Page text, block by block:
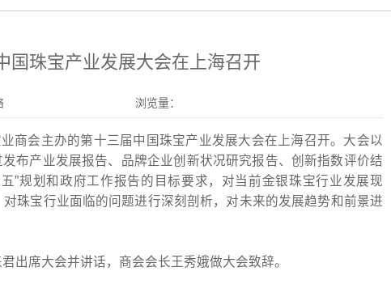
国珠宝产业发展大会在上海召开
浏览量：
商会主办的第十三届中国珠宝产业发展大会在上海召开。大会以
发布产业发展报告、品牌企业创新状况研究报告、创新指数评价结
”规划和政府工作报告的目标要求，对当前金银珠宝行业发展现
珠宝行业面临的问题进行深刻剖析，对未来的发展趋势和前景进
出席大会并讲话，商会会长王秀娥做大会致辞。